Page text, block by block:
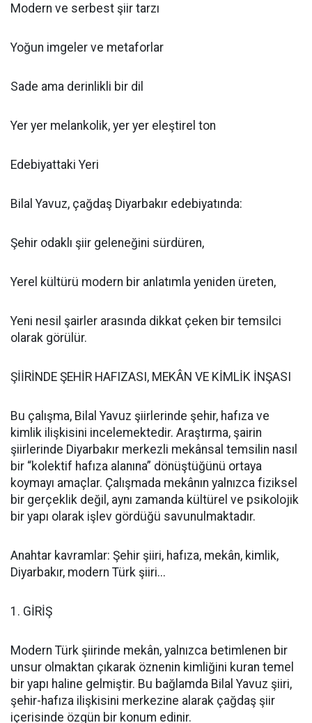
Modern ve serbest şiir tarzı
Yoğun imgeler ve metaforlar
Sade ama derinlikli bir dil
Yer yer melankolik, yer yer eleştirel ton
Edebiyattaki Yeri
Bilal Yavuz, çağdaş Diyarbakır edebiyatında:
Şehir odaklı şiir geleneğini sürdüren,
Yerel kültürü modern bir anlatımla yeniden üreten,
Yeni nesil şairler arasında dikkat çeken bir temsilci
olarak görülür.
ŞİİRİNDE ŞEHİR HAFIZASI, MEKÂN VE KİMLİK İNŞASI
Bu çalışma, Bilal Yavuz şiirlerinde şehir, hafıza ve
kimlik ilişkisini incelemektedir. Araştırma, şairin
şiirlerinde Diyarbakır merkezli mekânsal temsilin nasıl
bir “kolektif hafıza alanına” dönüştüğünü ortaya
koymayı amaçlar. Çalışmada mekânın yalnızca fiziksel
bir gerçeklik değil, aynı zamanda kültürel ve psikolojik
bir yapı olarak işlev gördüğü savunulmaktadır.
Anahtar kavramlar: Şehir şiiri, hafıza, mekân, kimlik,
Diyarbakır, modern Türk şiiri...
1. GİRİŞ
Modern Türk şiirinde mekân, yalnızca betimlenen bir
unsur olmaktan çıkarak öznenin kimliğini kuran temel
bir yapı haline gelmiştir. Bu bağlamda Bilal Yavuz şiiri,
şehir-hafıza ilişkisini merkezine alarak çağdaş şiir
içerisinde özgün bir konum edinir.